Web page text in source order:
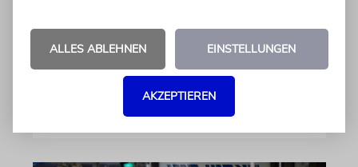
das System »FalconEye« verzichtet, weil der
israelische Rüstungskonzern Elbit Systems an
dem Produkt beteiligt ist
06.08.2026
ALLES ABLEHNEN EINSTELLUNGEN
AKZEPTIEREN